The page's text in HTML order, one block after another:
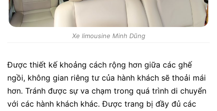
Xe limousine Minh Dũng
Được thiết kế khoảng cách rộng hơn giữa các ghế
ngồi, không gian riêng tư của hành khách sẽ thoải mái
hơn. Tránh được sự va chạm trong quá trình di chuyển
với các hành khách khác. Được trang bị đầy đủ các